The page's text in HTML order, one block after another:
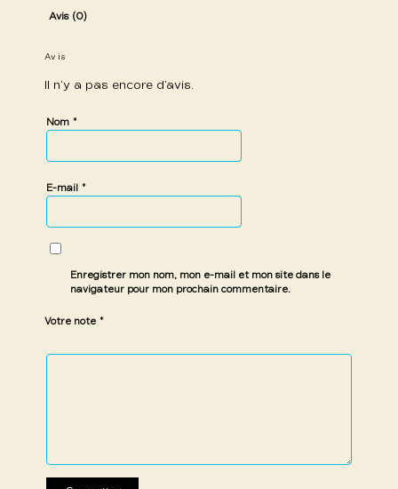
Avis (0)
Avis
Il n’y a pas encore d’avis.
Nom *
E-mail *
Enregistrer mon nom, mon e-mail et mon site dans le
navigateur pour mon prochain commentaire.
Votre note *
1 étoile
2 étoiles
3 étoiles
4 étoiles
5 étoiles